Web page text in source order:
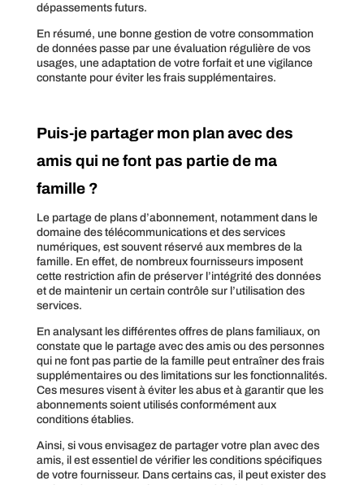
dépassements futurs.
En résumé, une bonne gestion de votre consommation
de données passe par une évaluation régulière de vos
usages, une adaptation de votre forfait et une vigilance
constante pour éviter les frais supplémentaires.
Puis-je partager mon plan avec des
amis qui ne font pas partie de ma
famille ?
Le partage de plans d’abonnement, notamment dans le
domaine des télécommunications et des services
numériques, est souvent réservé aux membres de la
famille. En effet, de nombreux fournisseurs imposent
cette restriction afin de préserver l’intégrité des données
et de maintenir un certain contrôle sur l’utilisation des
services.
En analysant les différentes offres de plans familiaux, on
constate que le partage avec des amis ou des personnes
qui ne font pas partie de la famille peut entraîner des frais
supplémentaires ou des limitations sur les fonctionnalités.
Ces mesures visent à éviter les abus et à garantir que les
abonnements soient utilisés conformément aux
conditions établies.
Ainsi, si vous envisagez de partager votre plan avec des
amis, il est essentiel de vérifier les conditions spécifiques
de votre fournisseur. Dans certains cas, il peut exister des